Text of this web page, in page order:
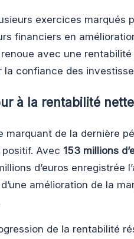
exercices marqués
financiers en
avec une
la confiance des
à la rentabilité
marquant de la dernière
Avec 153 millions
d’euros enregistrée
amélioration de la
de la rentabilité